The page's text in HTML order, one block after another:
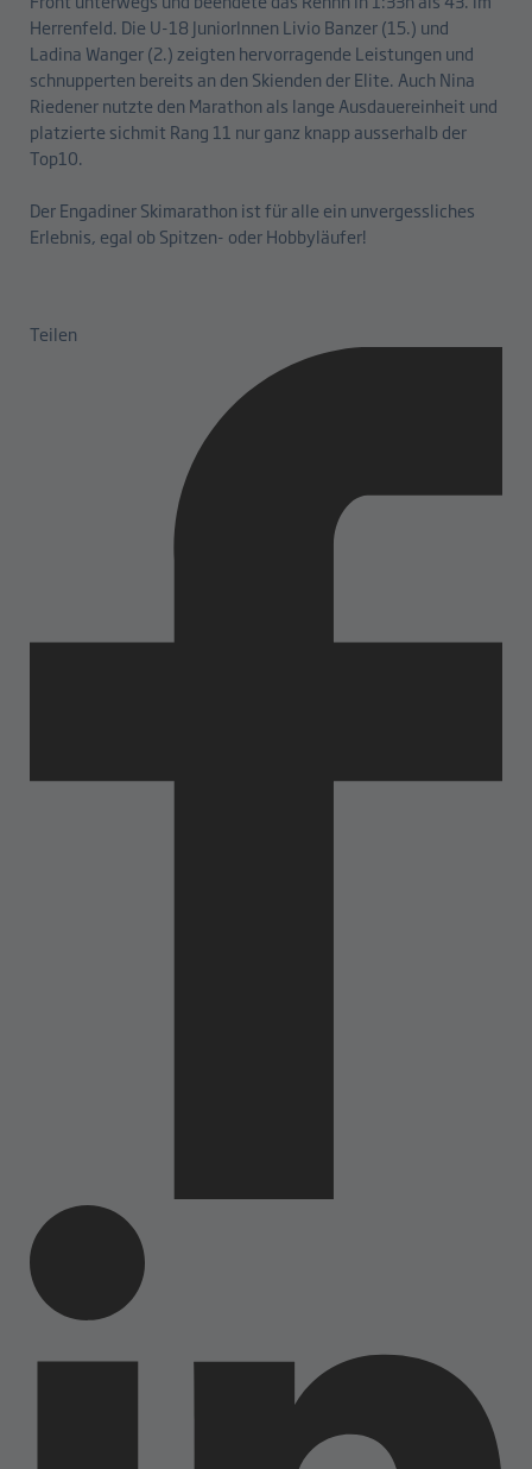
Herrenfeld. Die U-18 JuniorInnen Livio Banzer (15.) und
Ladina Wanger (2.) zeigten hervorragende Leistungen und
schnupperten bereits an den Skienden der Elite. Auch Nina
Riedener nutzte den Marathon als lange Ausdauereinheit und
platzierte sichmit Rang 11 nur ganz knapp ausserhalb der
Top10.
Der Engadiner Skimarathon ist für alle ein unvergessliches
Erlebnis, egal ob Spitzen- oder Hobbyläufer!
Teilen